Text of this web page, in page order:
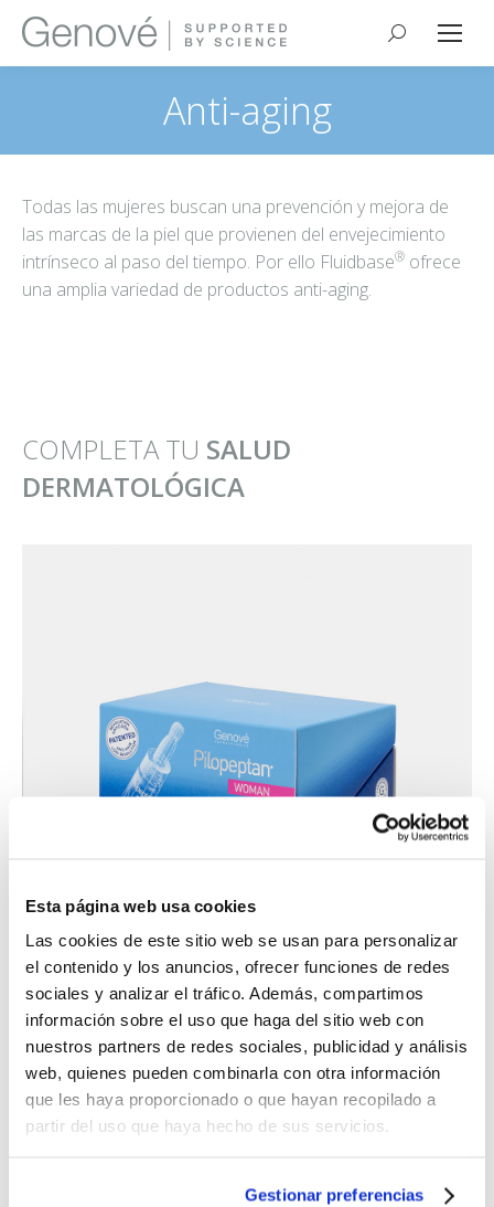
Esta página web usa cookies
Las cookies de este sitio web se usan para personalizar
el contenido y los anuncios, ofrecer funciones de redes
sociales y analizar el tráfico. Además, compartimos
información sobre el uso que haga del sitio web con
nuestros partners de redes sociales, publicidad y análisis
web, quienes pueden combinarla con otra información
que les haya proporcionado o que hayan recopilado a
partir del uso que haya hecho de sus servicios.
Gestionar preferencias
Buscar:
Anti-aging
Todas las mujeres buscan una prevención y mejora de
las marcas de la piel que provienen del envejecimiento
intrínseco al paso del tiempo. Por ello Fluidbase® ofrece
una amplia variedad de productos anti-aging.
COMPLETA TU SALUD
DERMATOLÓGICA
PILOPEPTAN®
Woman Proteokel
DESCUBRE MÁS